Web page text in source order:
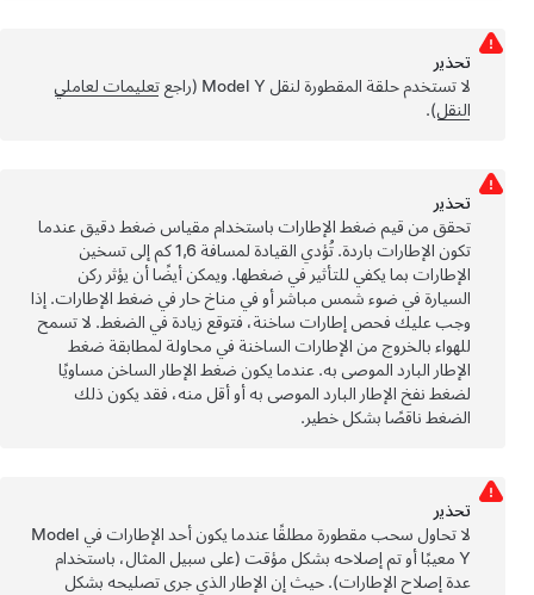
تحذﻳر
لا تستخدم حلقة المقطورة لنقلModel Y(راجعتعليمات لعاملي
النقل).
تحذﻳر
تحقق من قيم ضغط الإطارات باستخدام مقياس ضغط دقيق عندما
تكون الإطارات باردة. تُؤدي القيادة لمسافة1,6 كم
إلى تسخين
الإطارات بما يكفي للتأثير في ضغطها. ويمكن أيضًا أن يؤثر ركن
السيارة في ضوء شمس مباشر أو في مناخ حار في ضغط الإطارات. إذا
وجب عليك فحص إطارات ساخنة، فتوقع زيادة في الضغط. لا تسمح
للهواء بالخروج من الإطارات الساخنة في محاولة لمطابقة ضغط
الإطار البارد الموصى به. عندما يكون ضغط الإطار الساخن مساويًا
لضغط نفخ الإطار البارد الموصى به أو أقل منه، فقد يكون ذلك
الضغط ناقصًا بشكل خطير.
تحذﻳر
لا تحاول سحب مقطورة مطلقًا عندما يكون أحد الإطارات فيModel
معيبًا أو تم إصلاحه بشكل مؤقت (على سبيل المثال، باستخدام
عدة إصلاح الإطارات). حيث إن الإطار الذي جرى تصليحه بشكل